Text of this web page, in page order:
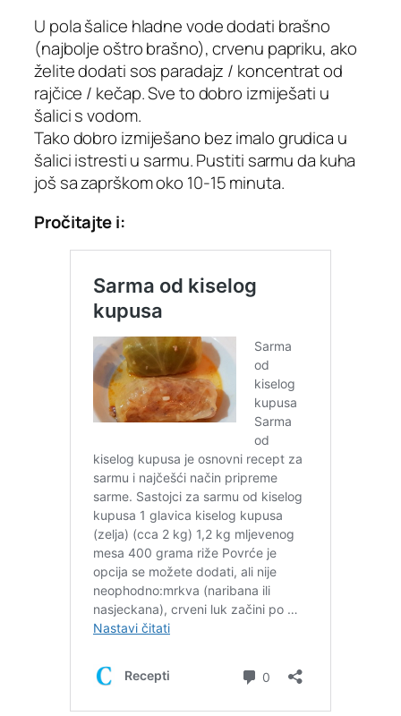
U pola šalice hladne vode dodati brašno
(najbolje oštro brašno), crvenu papriku, ako
želite dodati sos paradajz / koncentrat od
rajčice / kečap. Sve to dobro izmiješati u
šalici s vodom.
Tako dobro izmiješano bez imalo grudica u
šalici istresti u sarmu. Pustiti sarmu da kuha
još sa zaprškom oko 10-15 minuta.
Pročitajte i: